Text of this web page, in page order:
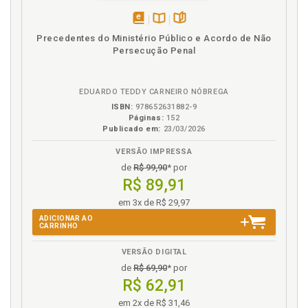
poder de polícia, p. 70
Documento. Prova pericial e prova documental, p.
Estádio de futebol. Revista em estádio de futebol, p.
Fórum. Revista em fórum, p. 121
Fundamentação a partir dos direitos fundamentais.
Colisão entre os princípios, p. 84
Fundamentação com base na legalidade, p. 87
Ilícitos praticados durante busca pessoal, p. 143
Inadmissibilidade das provas ilícitas, p. 131
disponível
eBook
Disponível
na
B.V.
páginas
Precedentes do Ministério Público e Acordo de Não
Persecução Penal
EDUARDO TEDDY CARNEIRO NÓBREGA
ISBN: 978652631882-9
Páginas: 152
Publicado em: 23/03/2026
VERSÃO IMPRESSA
de R$ 99,90* por
R$ 89,91
em 3x de R$ 29,97
ADICIONAR AO
CARRINHO
VERSÃO DIGITAL
de R$ 69,90* por
R$ 62,91
em 2x de R$ 31,46